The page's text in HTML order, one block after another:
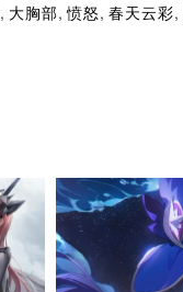
, 大胸部,愤怒 , 春天云彩,